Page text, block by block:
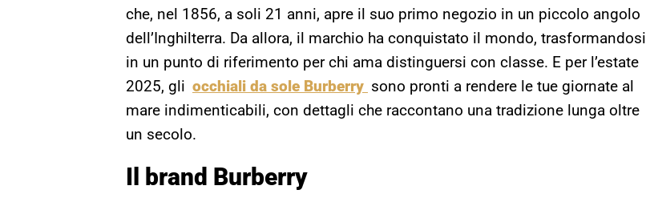
che, nel 1856, a soli 21 anni, apre il suo primo negozio in un piccolo angolo
dell’Inghilterra. Da allora, il marchio ha conquistato il mondo, trasformandosi
in un punto di riferimento per chi ama distinguersi con classe. E per l’estate
2025, gli occhiali da sole Burberry sono pronti a rendere le tue giornate al
mare indimenticabili, con dettagli che raccontano una tradizione lunga oltre
un secolo.
Il brand Burberry